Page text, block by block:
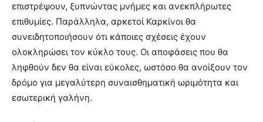
επιστρέψουν, ξυπνώντας μνήμες και ανεκπλήρωτες
επιθυμίες. Παράλληλα, αρκετοί Καρκίνοι θα
συνειδητοποιήσουν ότι κάποιες σχέσεις έχουν
ολοκληρώσει τον κύκλο τους. Οι αποφάσεις που θα
ληφθούν δεν θα είναι εύκολες, ωστόσο θα ανοίξουν τον
δρόμο για μεγαλύτερη συναισθηματική ωριμότητα και
εσωτερική γαλήνη.